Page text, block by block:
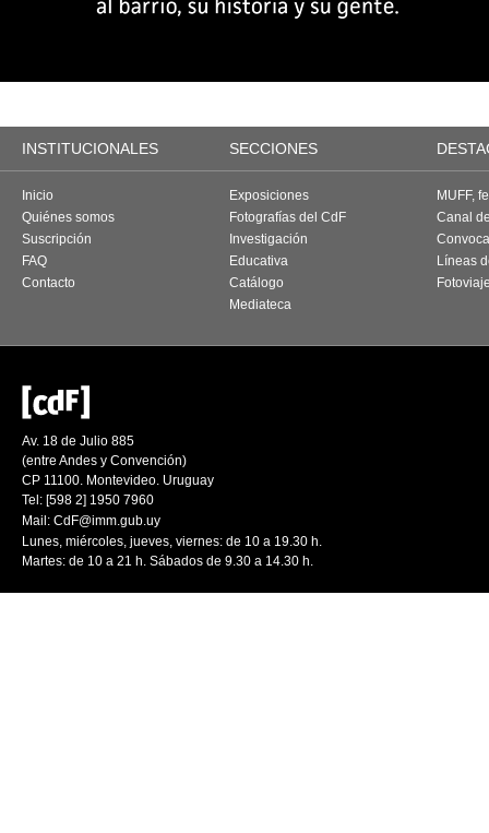
INSTITUCIONALES SECCIONES
Inicio
Quiénes somos
Suscripción
FAQ
Contacto
Exposiciones
Fotografías del CdF
Investigación
Educativa
Catálogo
Mediateca
MUFF,
Canal
Líneas
Av. 18 de Julio 885
(entre Andes y Convención)
CP 11100. Montevideo. Uruguay
Tel: [598 2] 1950 7960
Mail: CdF@imm.gub.uy
Lunes, miércoles, jueves, viernes: de 10 a 19.30 h.
Martes: de 10 a 21 h. Sábados de 9.30 a 14.30 h.